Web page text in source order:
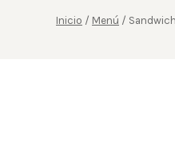
Inicio / Menú /